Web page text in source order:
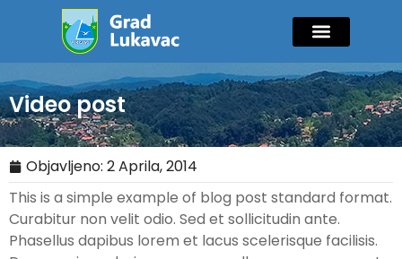
Video post
Objavljeno: 2 Aprila, 2014
This is a simple example of blog post standard format.
Curabitur non velit odio. Sed et sollicitudin ante.
Phasellus dapibus lorem et lacus scelerisque facilisis.